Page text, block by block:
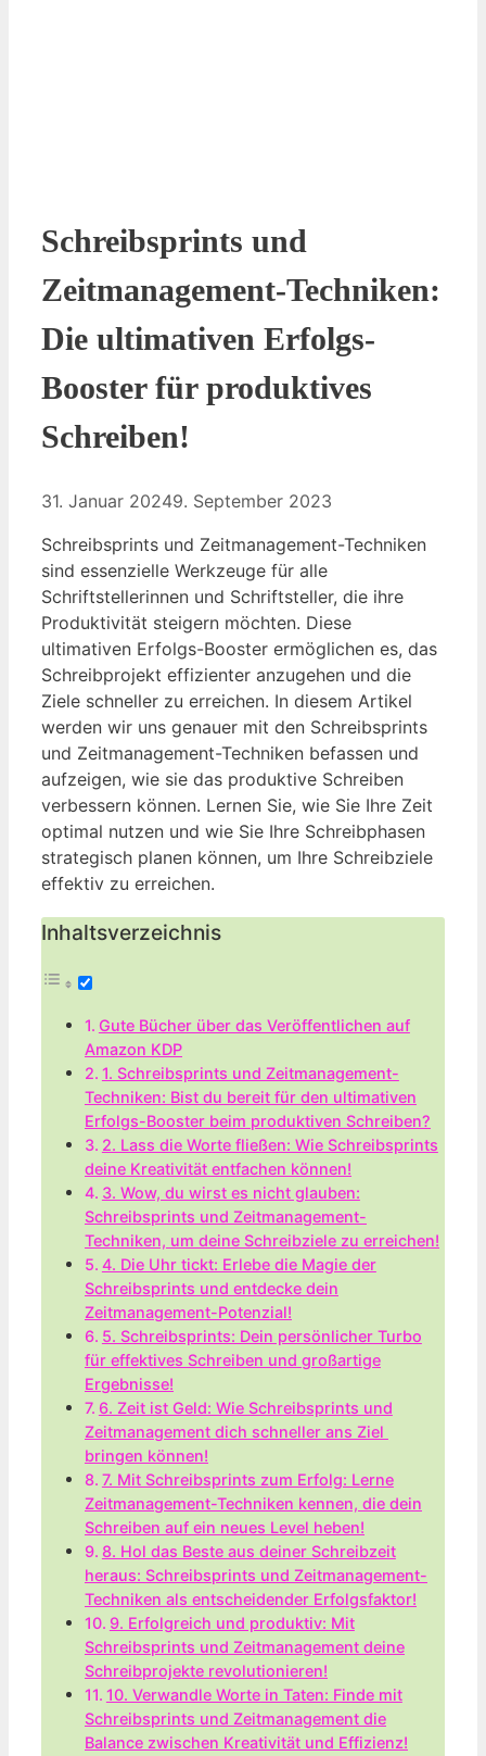
Schreibsprints und
Zeitmanagement-Techniken:
Die ultimativen Erfolgs-
Booster für produktives
Schreiben!
31. Januar 20249. September 2023
Schreibsprints und Zeitmanagement-Techniken
sind essenzielle Werkzeuge für alle
Schriftstellerinnen und Schriftsteller, die ihre
Produktivität steigern möchten. Diese
ultimativen Erfolgs-Booster ermöglichen es, das
Schreibprojekt effizienter anzugehen und die
Ziele schneller zu erreichen. In diesem Artikel
werden wir uns genauer mit den Schreibsprints
und Zeitmanagement-Techniken befassen und
aufzeigen, wie sie das produktive Schreiben
verbessern können. Lernen Sie, wie Sie Ihre Zeit
optimal nutzen und wie Sie Ihre Schreibphasen
strategisch planen können, um Ihre Schreibziele
effektiv zu erreichen.
Inhaltsverzeichnis
Gute ‌Bücher über⁤ das Veröffentlichen auf
⁤Amazon⁣ KDP
1. Schreibsprints und ⁢Zeitmanagement-
Techniken: ​Bist du bereit für den ⁤ultimativen
Erfolgs-Booster beim produktiven Schreiben?
2. Lass die Worte fließen: ⁤Wie Schreibsprints‌
deine Kreativität entfachen ⁢können!
3. Wow, du ‌wirst es nicht glauben:
Schreibsprints und Zeitmanagement-
Techniken, um deine Schreibziele zu erreichen!
4. Die Uhr tickt: Erlebe die Magie der
Schreibsprints und entdecke ⁢dein
Zeitmanagement-Potenzial!
5. Schreibsprints: Dein persönlicher Turbo‌
für‌ effektives Schreiben ‌und großartige
Ergebnisse!
6. Zeit ist Geld: Wie Schreibsprints und
Zeitmanagement dich⁢ schneller ans Ziel ​
bringen können!
7. Mit Schreibsprints zum Erfolg: Lerne
Zeitmanagement-Techniken kennen, ​die ⁢dein
Schreiben ⁤auf ein neues Level heben!
8.‌ Hol das Beste aus deiner Schreibzeit
⁤heraus: Schreibsprints und Zeitmanagement-
Techniken als‍ entscheidender Erfolgsfaktor!
9. ⁢Erfolgreich⁢ und produktiv: Mit
Schreibsprints und Zeitmanagement deine
Schreibprojekte revolutionieren!
10. Verwandle Worte in Taten: ‌Finde mit
Schreibsprints‍ und Zeitmanagement ⁢die
Balance zwischen Kreativität ‌und Effizienz!